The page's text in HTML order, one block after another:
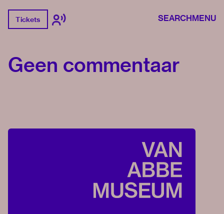
Tickets SEARCHMENU
Geen commentaar